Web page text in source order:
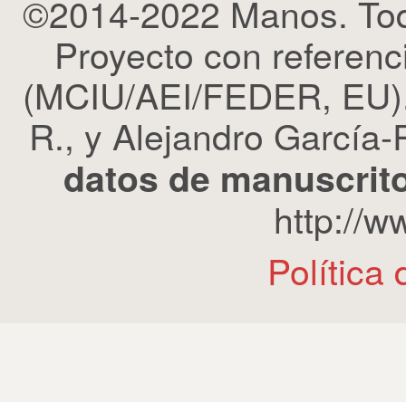
©2014-2022 Manos.
Proyecto con
(MCIU/AEI/FEDER,
R., y Alejandro
datos de
http://
Política